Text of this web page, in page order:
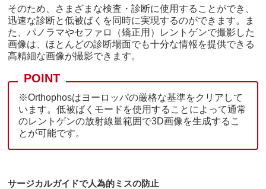
そのため、さまざまな検査・診断に使用することができ、
迅速な診断と低被ばくを同時に実現するのができます。ま
た、パノラマやセファロ（矯正用）レントゲンで撮影した
画像は、ほとんどの診断場面でも十分な情報を提供できる
高精細な画像が撮影できます。
※Orthophosはヨーロッパの厳格な基準をクリアして
います。低被ばくモードを使用することによって通常
のレントゲンの放射線量範囲で3D画像を生成するこ
とが可能です。
サージカルガイドで人為的ミスの防止